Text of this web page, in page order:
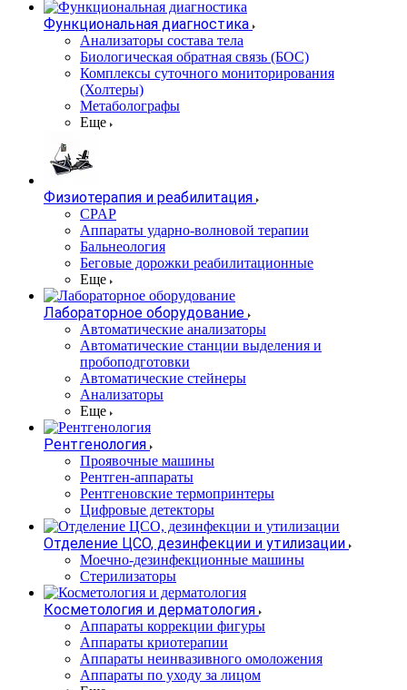
Функциональная диагностика
Анализаторы состава тела
Биологическая обратная связь (БОС)
Комплексы суточного мониторирования
(Холтеры)
Метаболографы
Еще
Физиотерапия и реабилитация
CPAP
Аппараты ударно-волновой терапии
Бальнеология
Беговые дорожки реабилитационные
Еще
Лабораторное оборудование
Автоматические анализаторы
Автоматические станции выделения и
пробоподготовки
Автоматические стейнеры
Анализаторы
Еще
Рентгенология
Проявочные машины
Рентген-аппараты
Рентгеновские термопринтеры
Цифровые детекторы
Отделение ЦСО, дезинфекции и утилизации
Моечно-дезинфекционные машины
Стерилизаторы
Косметология и дерматология
Аппараты коррекции фигуры
Аппараты криотерапии
Аппараты неинвазивного омоложения
Аппараты по уходу за лицом